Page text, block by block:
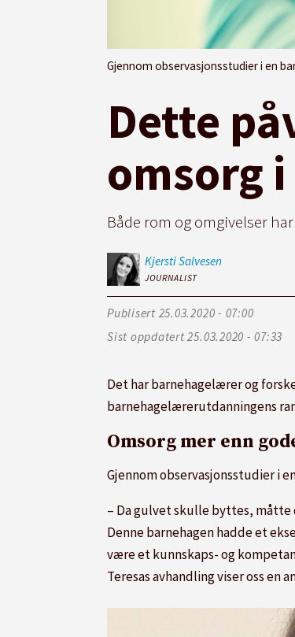
Gjennom observasjonsstudier i en
Dette
omsorg
Både rom og omgivelser
KjerstiSalvesen
JOURNALIST
Publisert
25.03.2020 - 07:00
Sist oppdatert
25.03.2020 - 07:33
Det har barnehagelærer og
barnehagelærerutdanningens
Omsorg mer enn
Gjennom observasjonsstudier i
– Da gulvet skulle byttes, måtte
Denne barnehagen hadde et
være et kunnskaps- og
Teresas avhandling viser oss en